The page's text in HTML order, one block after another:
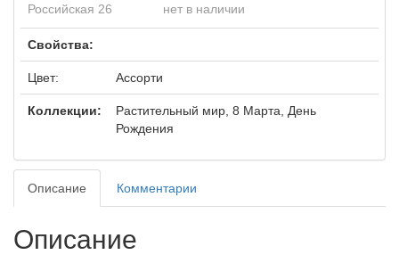
Российская 26
нет в наличии
Свойства:
Цвет: Ассорти
Коллекции:
Растительный мир, 8 Марта, День
Рождения
Описание Комментарии
Описание